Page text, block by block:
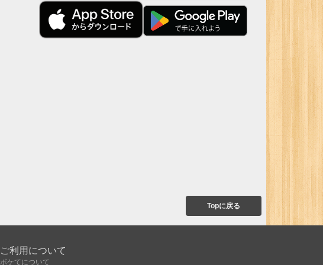
Topに戻る
ご利用について
ボケてについて